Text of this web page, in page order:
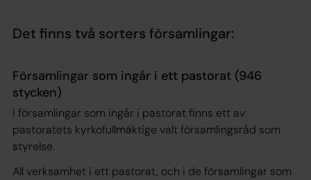
Det finns två sorters församlingar:
Församlingar som ingår i ett pastorat (946
stycken)
I församlingar som ingår i pastorat finns ett av
pastoratets kyrkofullmäktige valt församlingsråd som
styrelse.
All verksamhet i ett pastorat, och i de församlingar som